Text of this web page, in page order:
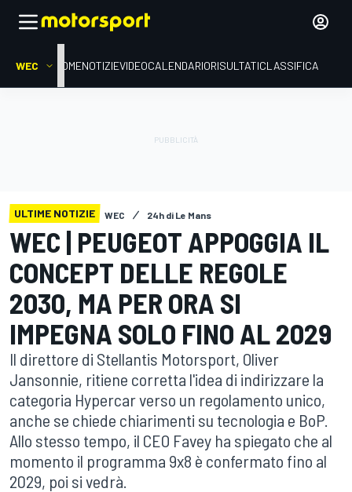
WEC HOMENOTIZIEVIDEOCALENDARIORISULTATICLASSIFICA
ULTIME NOTIZIE WEC 24h di Le Mans
WEC | PEUGEOT APPOGGIA IL
CONCEPT DELLE REGOLE
2030, MA PER ORA SI
IMPEGNA SOLO FINO AL 2029
Il direttore di Stellantis Motorsport, Oliver
Jansonnie, ritiene corretta l'idea di indirizzare la
categoria Hypercar verso un regolamento unico,
anche se chiede chiarimenti su tecnologia e BoP.
Allo stesso tempo, il CEO Favey ha spiegato che al
momento il programma 9x8 è confermato fino al
2029, poi si vedrà.